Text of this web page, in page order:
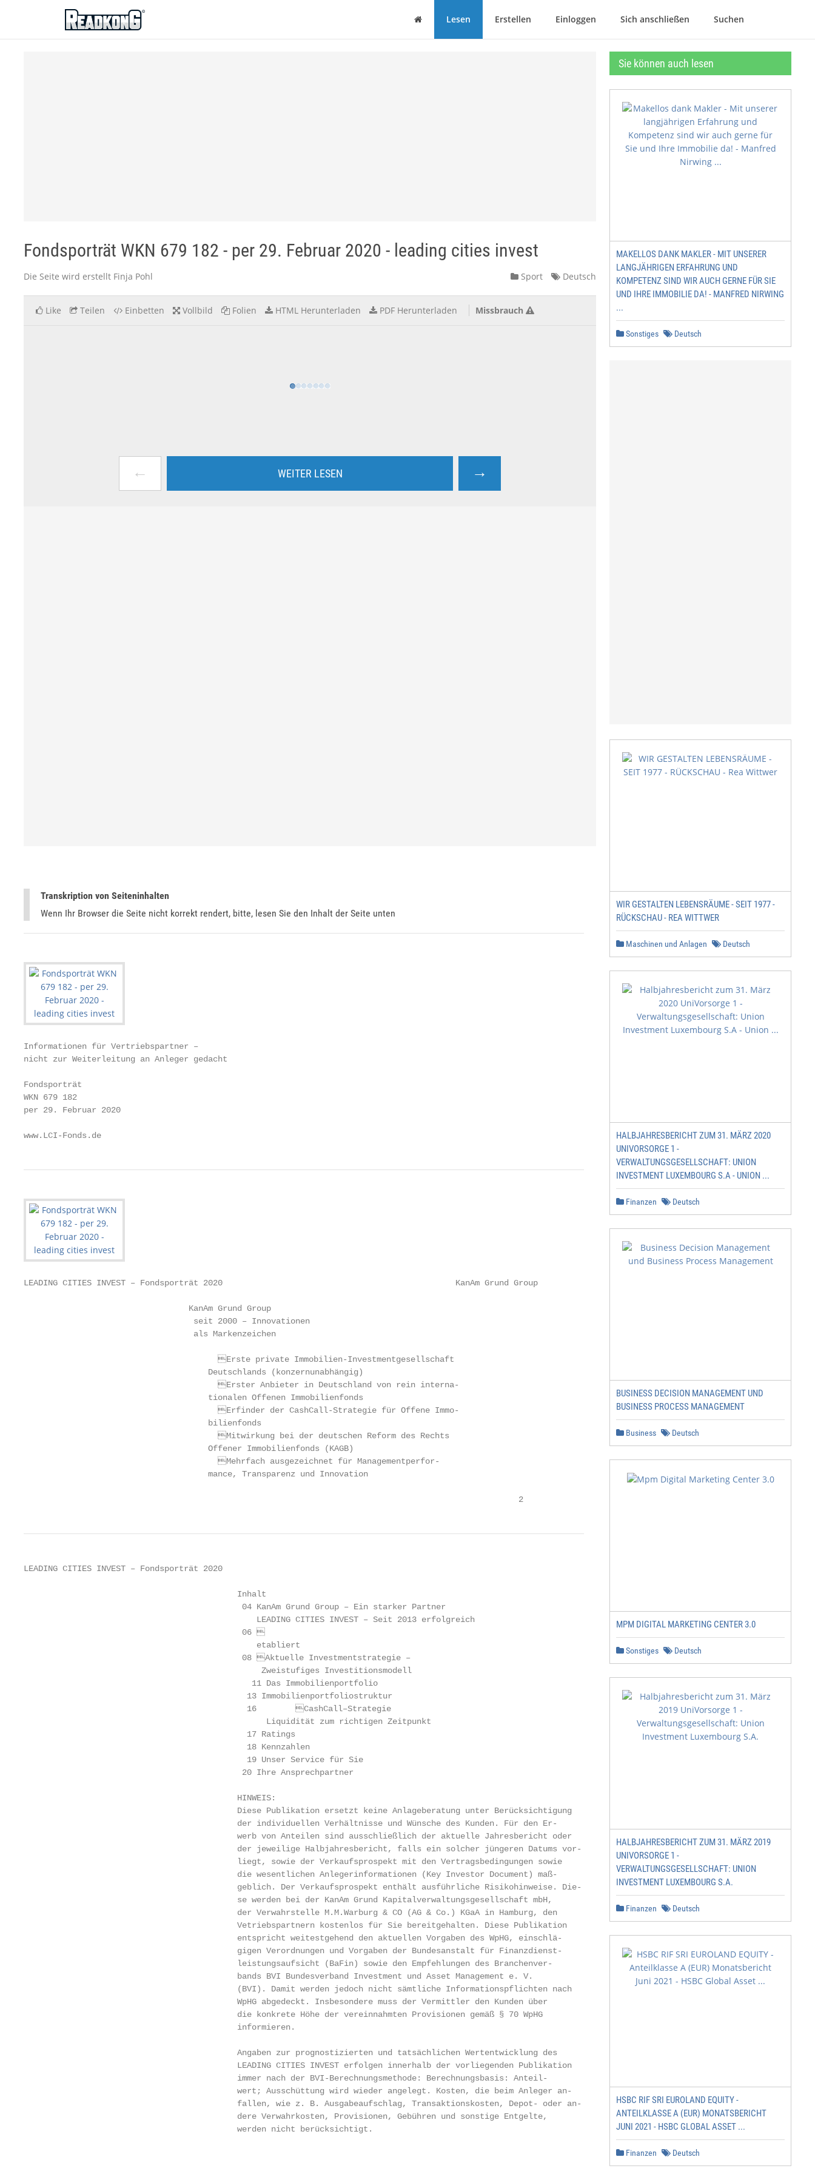
ReadkonG
Haus Lesen Erstellen Einloggen Sich anschließen Suchen
Fondsporträt WKN 679 182 - per 29. Februar 2020 - leading cities invest
Die Seite wird erstellt Finja Pohl Sport Deutsch
Like Teilen Einbetten Vollbild Folien HTML Herunterladen PDF Herunterladen Missbrauch
← WEITER LESEN →
Transkription von Seiteninhalten
Wenn Ihr Browser die Seite nicht korrekt rendert, bitte, lesen Sie den Inhalt der Seite unten
Informationen für Vertriebspartner –
nicht zur Weiterleitung an Anleger gedacht
Fondsporträt
WKN 679 182
per 29. Februar 2020
www.LCI-Fonds.de
LEADING CITIES INVEST – Fondsporträt 2020                                                KanAm Grund Group
                                  KanAm Grund Group
                                   seit 2000 – Innovationen
                                   als Markenzeichen
                                      Deutschlands (konzernunabhängig)
                                      tionalen Offenen Immobilienfonds
                                      bilienfonds
                                      Offener Immobilienfonds (KAGB)
                                      mance, Transparenz und Innovation
                                                                                                      2
LEADING CITIES INVEST – Fondsporträt 2020                                                                             Inhalt
                                            Inhalt
                                             04 KanAm Grund Group – Ein starker Partner
                                                LEADING CITIES INVEST – Seit 2013 erfolgreich
                                             06	
                                                etabliert
                                             08	Aktuelle Investmentstrategie –
                                                 Zweistufiges Investitionsmodell
                                               11 Das Immobilienportfolio
                                              13 Immobilienportfoliostruktur
                                              16	CashCall–Strategie
                                                  Liquidität zum richtigen Zeitpunkt
                                              17 Ratings
                                              18 Kennzahlen
                                              19 Unser Service für Sie
                                             20 Ihre Ansprechpartner
                                            HINWEIS:
                                            Diese Publikation ersetzt keine Anlageberatung unter Berücksichtigung
                                            der individuellen Verhältnisse und Wünsche des Kunden. Für den Er-
                                            werb von Anteilen sind ausschließlich der aktuelle Jahresbericht oder
                                            der jeweilige Halbjahresbericht, falls ein solcher jüngeren Datums vor-
                                            liegt, sowie der Verkaufs­prospekt mit den Vertragsbedingungen sowie
                                            die wesentlichen Anlegerinformationen (Key Investor Document) maß-
                                            geblich. Der Verkaufsprospekt enthält ausführliche Risikohinweise. Die-
                                            se werden bei der KanAm Grund Kapitalverwaltungsgesellschaft mbH,
                                            der Verwahrstelle M.M.Warburg & CO (AG & Co.) KGaA in Hamburg, den
                                            Vetriebspartnern kostenlos für Sie bereitgehalten. Diese Publikation
                                            entspricht weitestgehend den aktuellen Vorgaben des WpHG, einschlä-
                                            gigen Verordnungen und Vorgaben der Bundesanstalt für Finanzdienst-
                                            leistungsaufsicht (BaFin) sowie den Empfehlungen des Branchenver-
                                            bands BVI Bundesverband Investment und Asset Management e. V.
                                            (BVI). Damit werden jedoch nicht sämtliche Informationspflichten nach
                                            WpHG abgedeckt. Insbesondere muss der Vermittler den Kunden über
                                            die konkrete Höhe der vereinnahmten Provisionen gemäß § 70 WpHG
                                            informieren.
                                            Angaben zur prognostizierten und tatsächlichen Wertentwicklung des
                                            LEADING CITIES INVEST erfolgen innerhalb der vorliegenden Publikation
                                            immer nach der BVI-Berechnungsmethode: Berechnungsbasis: Anteil-
                                            wert; Ausschüttung wird wieder angelegt. Kosten, die beim Anleger an-
                                            fallen, wie z. B. Ausgabeaufschlag, Transaktionskosten, Depot- oder an-
                                            dere Verwahrkosten, Provisionen, Gebühren und sonstige Entgelte,
                                            werden nicht berücksichtigt.
Sie können auch lesen
MAKELLOS DANK MAKLER - MIT UNSERER
LANGJÄHRIGEN ERFAHRUNG UND
KOMPETENZ SIND WIR AUCH GERNE FÜR SIE
UND IHRE IMMOBILIE DA! - MANFRED NIRWING
...
Sonstiges Deutsch
WIR GESTALTEN LEBENSRÄUME - SEIT 1977 -
RÜCKSCHAU - REA WITTWER
Maschinen und Anlagen Deutsch
HALBJAHRESBERICHT ZUM 31. MÄRZ 2020
UNIVORSORGE 1 -
VERWALTUNGSGESELLSCHAFT: UNION
INVESTMENT LUXEMBOURG S.A - UNION ...
Finanzen Deutsch
BUSINESS DECISION MANAGEMENT UND
BUSINESS PROCESS MANAGEMENT
Business Deutsch
MPM DIGITAL MARKETING CENTER 3.0
Sonstiges Deutsch
HALBJAHRESBERICHT ZUM 31. MÄRZ 2019
UNIVORSORGE 1 -
VERWALTUNGSGESELLSCHAFT: UNION
INVESTMENT LUXEMBOURG S.A.
Finanzen Deutsch
HSBC RIF SRI EUROLAND EQUITY -
ANTEILKLASSE A (EUR) MONATSBERICHT
JUNI 2021 - HSBC GLOBAL ASSET ...
Finanzen Deutsch